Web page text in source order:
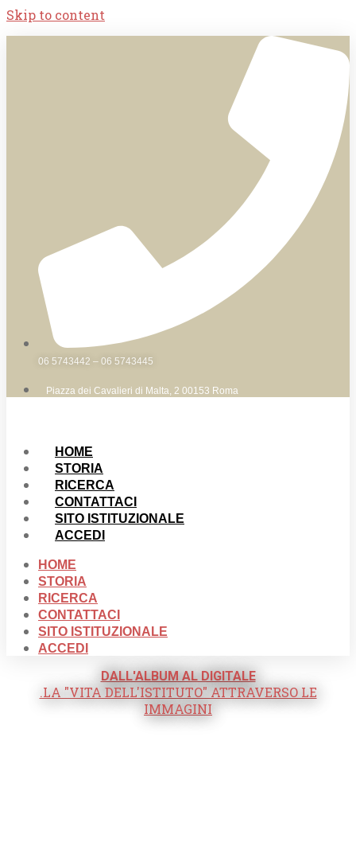
Skip to content
06 5743442 – 06 5743445
Piazza dei Cavalieri di Malta, 2 00153 Roma
HOME
STORIA
RICERCA
CONTATTACI
SITO ISTITUZIONALE
ACCEDI
HOME
STORIA
RICERCA
CONTATTACI
SITO ISTITUZIONALE
ACCEDI
DALL'ALBUM AL DIGITALE
.LA "VITA DELL'ISTITUTO" ATTRAVERSO LE
IMMAGINI